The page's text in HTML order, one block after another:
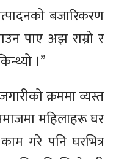
बजारिकरण
पाए अझ राम्रो र
।”
क्रममा व्यस्त
महिलाहरू घर
गरे पनि घरभित्र